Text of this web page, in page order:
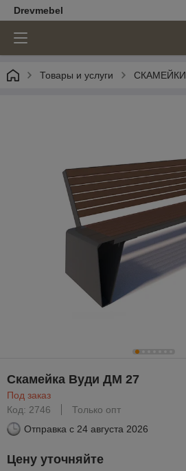
Drevmebel
Товары и услуги СКАМЕЙКИ
Скамейка Вуди ДМ 27
Под заказ
Код: 2746
Только опт
Отправка с 24 августа 2026
Цену уточняйте